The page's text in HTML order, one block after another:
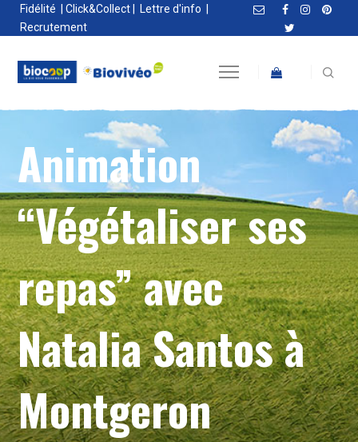
Fidélité |Click&Collect Lettre d'info
Recrutement
Animation
“Végétaliser ses
repas” avec
Natalia Santos à
Montgeron